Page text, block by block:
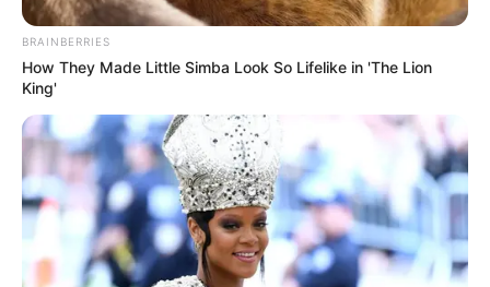
BRAINBERRIES
How They Made Little Simba Look So Lifelike in 'The Lion
King'